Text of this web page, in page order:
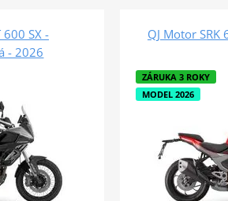
600 SX -
- 2026
QJ Motor
ZÁRUKA 3 ROKY
MODEL 2026